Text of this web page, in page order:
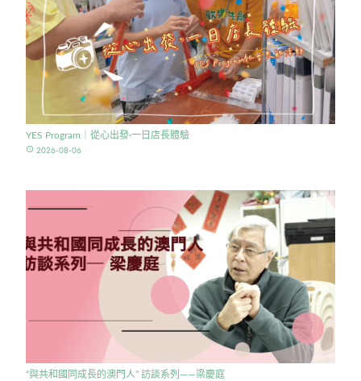
YES Program｜從心出發·一日店長體驗
access_time 2026-08-06
“與共和國同成長的澳門人” 訪談系列——梁慶庭